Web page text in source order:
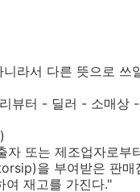
라서 다른 뜻으로 쓰
뷰터 - 딜러 - 소매상
자 또는 제조업자로
을 부여받은 판
재고를 가진다."